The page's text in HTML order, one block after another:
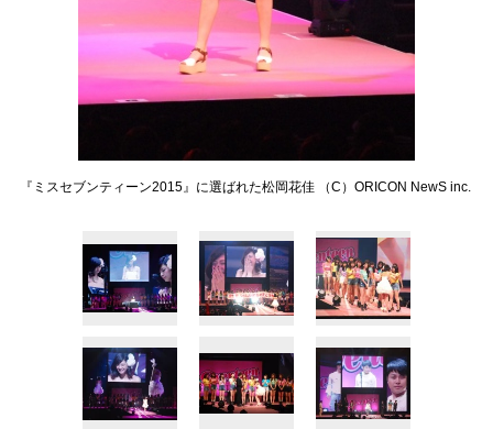
『ミスセブンティーン2015』に選ばれた松岡花佳 （C）ORICON NewS inc.